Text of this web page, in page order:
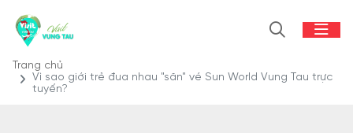
Trang chủ
Vì sao giới trẻ đua nhau "săn" vé Sun World Vung Tau trực
tuyến?